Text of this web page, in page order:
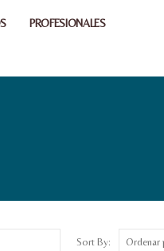
PROFESIONALES
Sort By: